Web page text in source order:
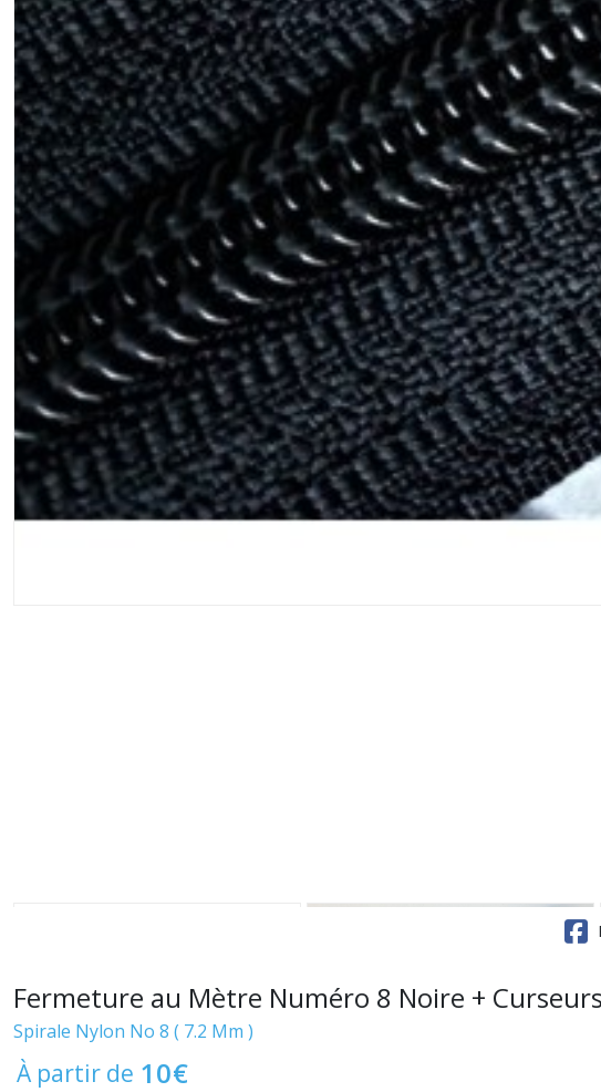
Fermeture au Mètre Numéro 8 Noire +
Spirale Nylon No 8 ( 7.2 Mm )
À partir de 10€